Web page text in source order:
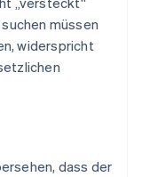
müssen
widerspricht
dass der